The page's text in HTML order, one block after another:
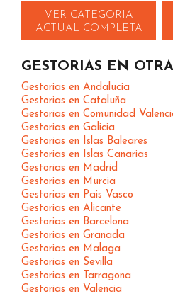
VER CATEGORIA
ACTUAL COMPLETA
GESTORIAS EN
Gestorias en Andalucia
Gestorias en Cataluña
Gestorias en Comunidad
Gestorias en Galicia
Gestorias en Islas Baleares
Gestorias en Islas Canarias
Gestorias en Madrid
Gestorias en Murcia
Gestorias en Pais Vasco
Gestorias en Alicante
Gestorias en Barcelona
Gestorias en Granada
Gestorias en Malaga
Gestorias en Sevilla
Gestorias en Tarragona
Gestorias en Valencia